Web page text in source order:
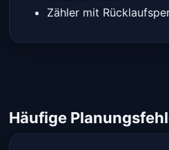
Zähler mit
Häufige